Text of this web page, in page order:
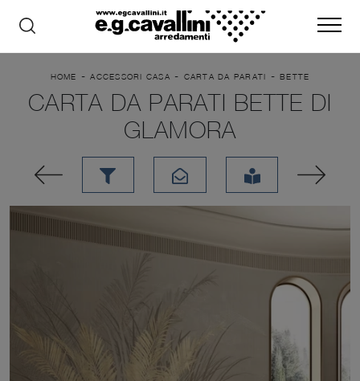
HOME -ACCESSORI CASA - CARTA DA PARATI -BETTE
CARTA DA PARATI BETTE DI
GLAMORA